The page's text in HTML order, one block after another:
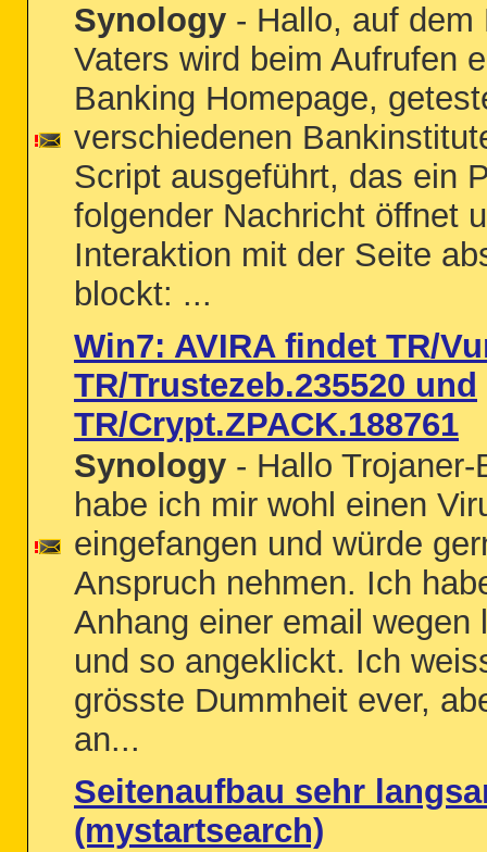
Synology - Hallo, auf dem
Vaters wird beim Aufrufen
Banking Homepage,
verschiedenen
Script ausgeführt, das ein
folgender Nachricht öffnet
Interaktion mit der Seite
blockt: ...
Win7: AVIRA findet TR/
TR/Trustezeb.235520 und
TR/Crypt.ZPACK.188761
Synology - Hallo
habe ich mir wohl einen
eingefangen und würde
Anspruch nehmen. Ich
Anhang einer email wegen
und so angeklickt. Ich
grösste Dummheit ever,
an...
Seitenaufbau sehr
(mystartsearch)